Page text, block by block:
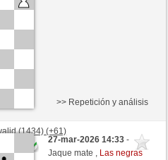
(1434) (+61)
>> Repetición y análisis
27-mar-2026 14:33-
Jaque mate , Las negras